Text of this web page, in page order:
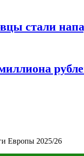
стали
Европы 2025/26